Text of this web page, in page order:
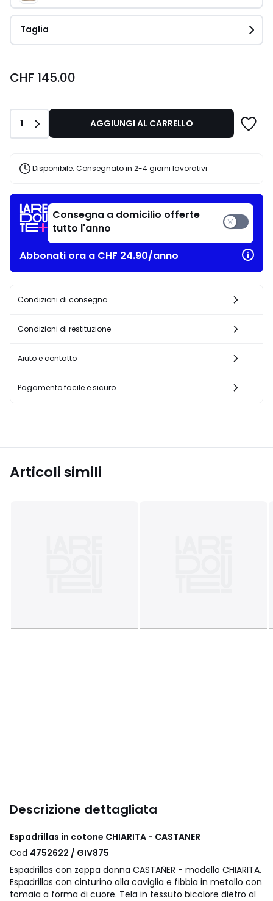
Taglia
145.00.
CHF 145.00
Quantità
1 AGGIUNGI AL CARRELLO
Disponibile. Consegnato in 2-4 giorni lavorativi
Consegna a domicilio offerte
tutto l'anno
Abbonati ora a CHF 24.90/anno
Condizioni di consegna
Condizioni di restituzione
Aiuto e contatto
Pagamento facile e sicuro
Articoli simili
Descrizione dettagliata
Espadrillas in cotone CHIARITA - CASTANER
Cod 4752622 / GIV875
Espadrillas con zeppa donna CASTAÑER - modello CHIARITA.
Espadrillas con cinturino alla caviglia e fibbia in metallo con
tomaia a forma di cuore. Tela in tessuto bicolore dietro al